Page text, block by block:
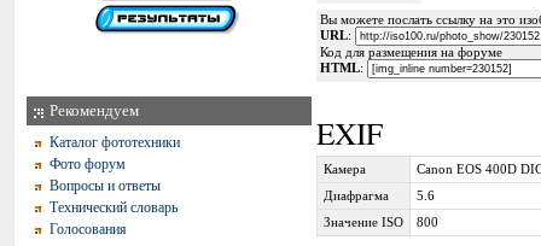
Рекомендуем
Каталог фототехники
Фото форум
Вопросы и ответы
Технический словарь
Голосования
Вы можете послать ссылку на это
URL:
Код для размещения на форуме
HTML:
EXIF
Камера
Canon EOS 400D
Диафрагма
5.6
Значение ISO
800